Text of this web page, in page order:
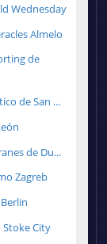
Wednesday
Almelo
de
de San ...
de Du...
Zagreb
Stoke City